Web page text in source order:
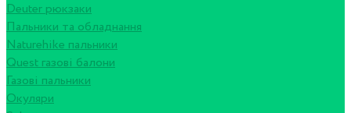
Deuter рюкзаки
Пальники та обладнання
Naturehike пальники
Quest газові балони
Газові пальники
Окуляри